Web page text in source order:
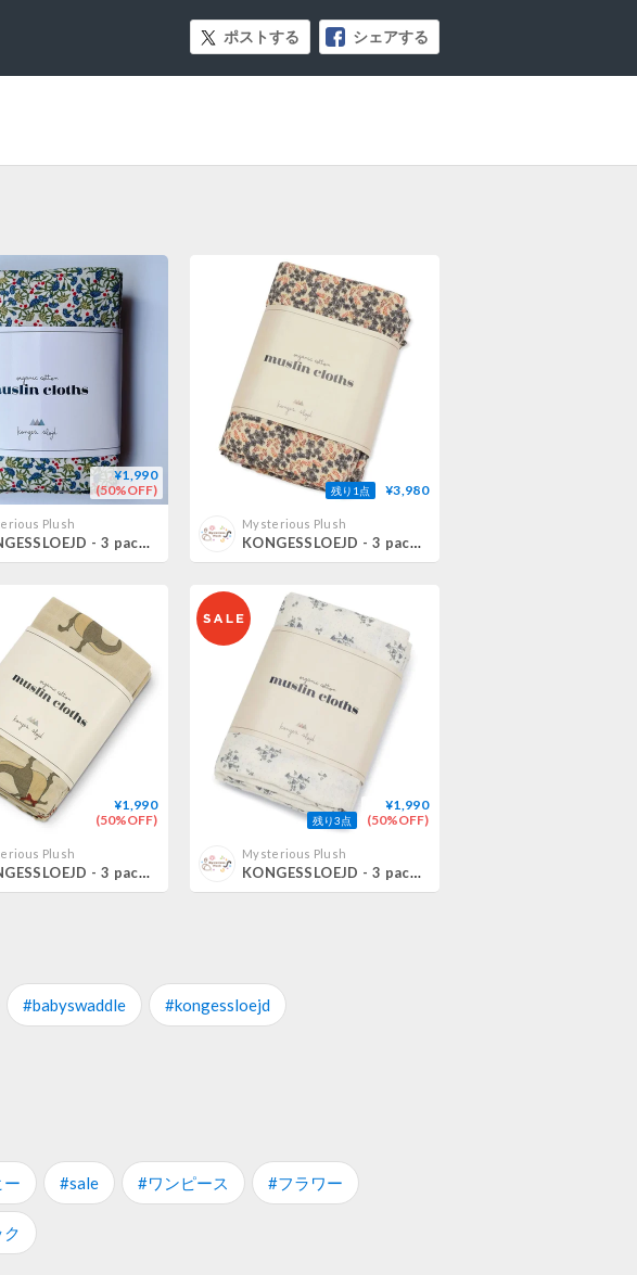
ポストする シェアする
¥1,990
(50%OFF)
Plush
KONGESSLOEJD - 3 pack Muslin Cloth Gots | Jardin de Fleurs
残り1点 ¥3,980
Mysterious Plush
KONGESSLOEJD - 3 pack Muslin Cloth Gots | Champ Bleu
¥1,990
(50%OFF)
Plush
KONGESSLOEJD - 3 pack Muslin Cloth Gots | Dansosaurus
残り3点
¥1,990
(50%OFF)
Mysterious Plush
KONGESSLOEJD - 3 pack Muslin Cloth | Clochette Bleue
#babyswaddle #kongessloejd
ー #sale #ワンピース #フラワー